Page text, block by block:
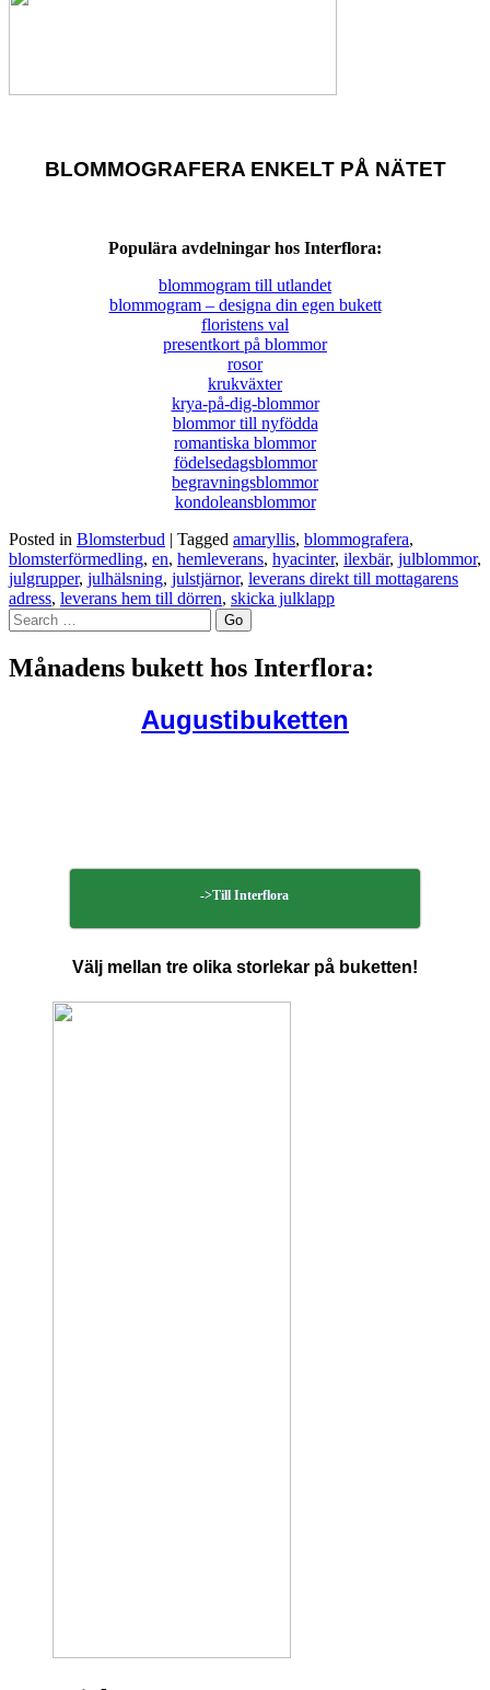
BLOMMOGRAFERA ENKELT PÅ NÄTET
Populära avdelningar hos Interflora:
blommogram till utlandet
blommogram – designa din egen bukett
floristens val
presentkort på blommor
rosor
krukväxter
krya-på-dig-blommor
blommor till nyfödda
romantiska blommor
födelsedagsblommor
begravningsblommor
kondoleansblommor
Posted in Blomsterbud | Tagged amaryllis, blommografera,
blomsterförmedling, en, hemleverans, hyacinter, ilexbär, julblommor,
julgrupper, julhälsning, julstjärnor, leverans direkt till mottagarens
adress, leverans hem till dörren, skicka julklapp
Månadens bukett hos Interflora:
Augustibuketten
->Till Interflora
Välj mellan tre olika storlekar på buketten!